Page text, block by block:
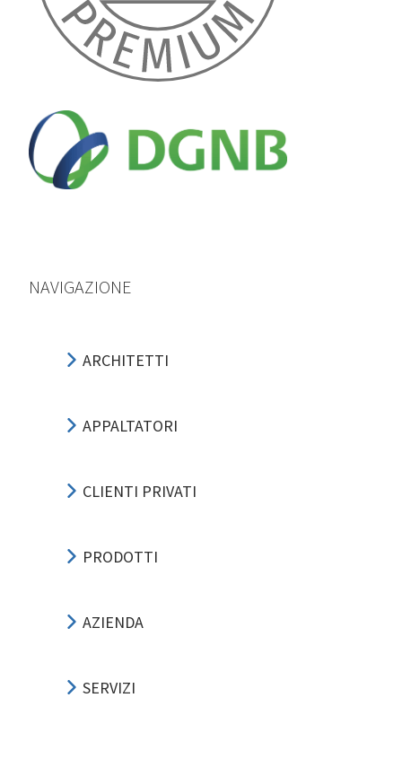
NAVIGAZIONE
ARCHITETTI
APPALTATORI
CLIENTI PRIVATI
PRODOTTI
AZIENDA
SERVIZI